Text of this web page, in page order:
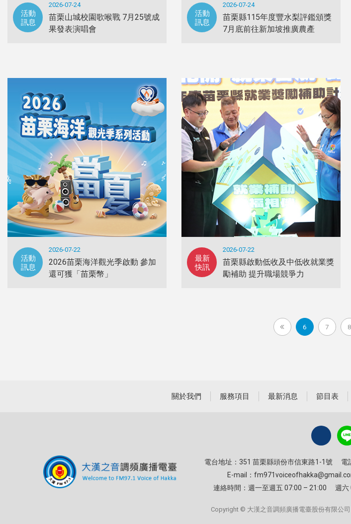
活動
訊息
2026-07-24
苗栗山城校園歌喉戰 7月25號成
果發表演唱會
活動
訊息
2026-07-24
苗栗縣115年度豐水梨評鑑頒獎
7月底前往新加坡推廣農產
活動
訊息
2026-07-22
2026苗栗海洋觀光季啟動 參加
還可獲「苗栗幣」
最新
快訊
2026-07-22
苗栗縣啟動低收及中低收就業獎
勵補助 提升職場競爭力
6 7 8
關於我們 服務項目 最新消息 節目表
電台地址：351 苗栗縣頭份市信東路1-1號
電
E-mail：
連絡時間：週一至週五 07:00 – 21:00
週六
Copyright © 大漢之音調頻廣播電臺股份有限公